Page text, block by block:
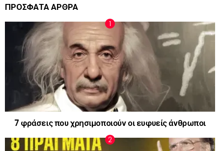
ΠΡΟΣΦΑΤΑ ΑΡΘΡΑ
7 φράσεις που χρησιμοποιούν οι ευφυείς άνθρωποι